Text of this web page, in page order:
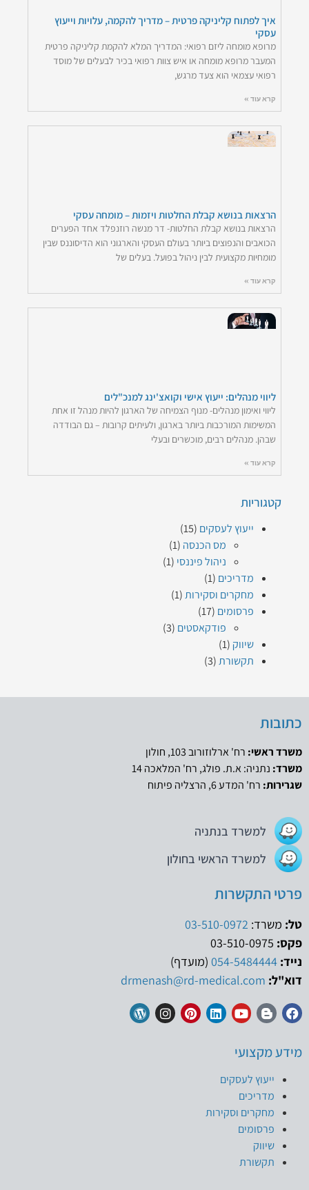
איך לפתוח קליניקה פרטית – מדריך להקמה, עלויות וייעוץ
עסקי
מרופא מומחה ליזם רפואי: המדריך המלא להקמת קליניקה פרטית
המעבר מרופא מומחה או איש צוות רפואי בכיר לבעלים של מוסד
רפואי עצמאי הוא צעד מרגש,
קרא עוד »
הרצאות בנושא קבלת החלטות ויזמות – מומחה עסקי
הרצאות בנושא קבלת החלטות- דר מנשה רוזנפלד אחד הפערים
הכואבים והנפוצים ביותר בעולם העסקי והארגוני הוא הדיסוננס שבין
מומחיות מקצועית לבין ניהול בפועל. בעלים של
קרא עוד »
ליווי מנהלים: ייעוץ אישי וקואצ'ינג למנכ"לים
ליווי ואימון מנהלים- מנוף הצמיחה של הארגון להיות מנהל זו אחת
המשימות המורכבות ביותר בארגון, ולעיתים קרובות – גם הבודדה
שבהן. מנהלים רבים, מוכשרים ובעלי
קרא עוד »
קטגוריות
ייעוץ לעסקים (15)
מס הכנסה (1)
ניהול פיננסי (1)
מדריכים (1)
מחקרים וסקירות(1)
פרסומים (17)
פודקאסטים (3)
שיווק (1)
תקשורת(3)
כתובות
משרד ראשי: רח' ארלוזורוב 103, חולון
משרד: נתניה: א.ת. פולג, רח' המלאכה 14
שגרירות: רח' המדע 6, הרצליה פיתוח
למשרד בנתניה
למשרד הראשי בחולון
פרטי התקשרות
טל: משרד: 03-510-0972
פקס:
נייד: 054-5484444 (מועדף)
דוא"ל: drmenash@rd-medical.com
מידע מקצועי
ייעוץ לעסקים
מדריכים
מחקרים וסקירות
פרסומים
שיווק
תקשורת